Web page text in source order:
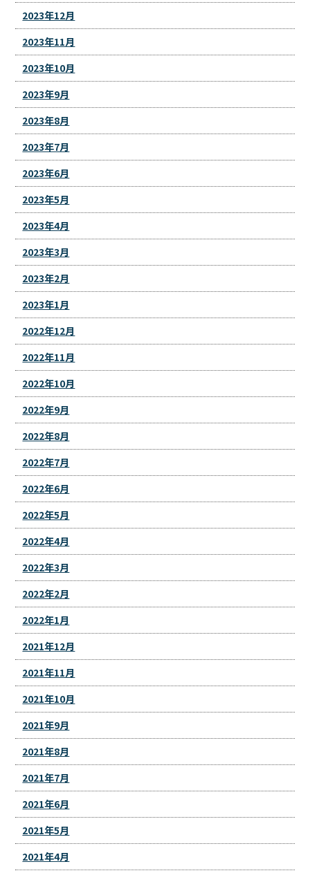
2023年12月
2023年11月
2023年10月
2023年9月
2023年8月
2023年7月
2023年6月
2023年5月
2023年4月
2023年3月
2023年2月
2023年1月
2022年12月
2022年11月
2022年10月
2022年9月
2022年8月
2022年7月
2022年6月
2022年5月
2022年4月
2022年3月
2022年2月
2022年1月
2021年12月
2021年11月
2021年10月
2021年9月
2021年8月
2021年7月
2021年6月
2021年5月
2021年4月